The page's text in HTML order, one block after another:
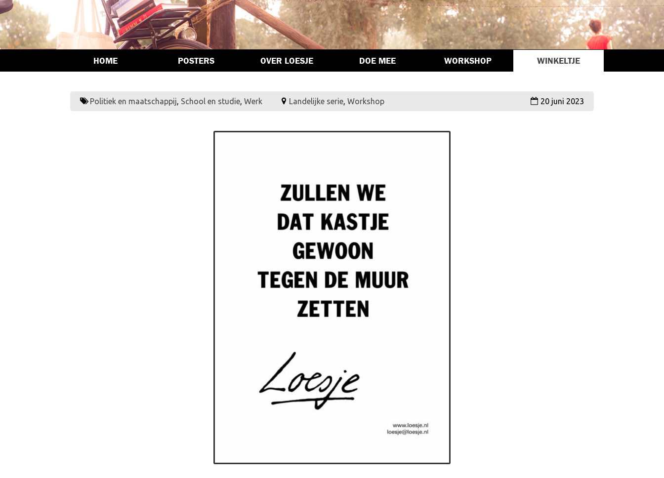
HOME POSTERS OVER LOESJE DOE MEE WORKSHOP WINKELTJE
Politiek en maatschappij, School en studie, Werk Landelijke serie, Workshop 20 juni 2023